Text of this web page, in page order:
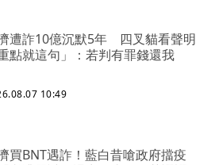
遭詐10億沉默5年 四叉貓看聲明
重點就這句」：若判有罪錢還我
10:49
買BNT遇詐！藍白昔嗆政府擋疫